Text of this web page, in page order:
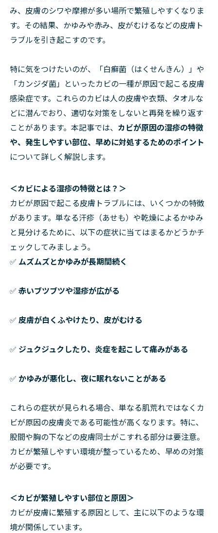
み、皮膚のシワや摩擦が多い場所で繁殖しやすくなりま
す。その結果、かゆみや赤み、皮がむけるなどの皮膚ト
ラブルを引き起こすのです。
特に気をつけたいのが、「白癬菌（はくせんきん）」や
「カンジダ菌」といったカビの一種が原因で起こる皮膚
感染症です。これらのカビは人の皮膚や衣類、タオルな
どに潜んでおり、適切な対策をしないと再発を繰り返す
ことがあります。本記事では、 カビが原因の湿疹の特徴
や、発生しやすい部位、早めに対処するためのポイント
について詳しく解説します。
＜カビによる湿疹の特徴とは？＞
カビが原因で起こる皮膚トラブルには、いくつかの特徴
があります。単なる汗疹（あせも）や乾燥によるかゆみ
と見分けるために、以下の症状に当てはまるかどうかチ
ェックしてみましょう。
✅ ムズムズとかゆみが長期間続く
✅ 赤いブツブツや湿疹が広がる
✅ 皮膚が白くふやけたり、皮がむける
✅ ジュクジュクしたり、炎症を起こして痛みがある
✅ かゆみが悪化し、夜に眠れないことがある
これらの症状が見られる場合、単なる肌荒れではなくカ
ビが原因の皮膚炎である可能性が高くなります。特に、
股間や胸の下などの皮膚同士がこすれる部分は要注意。
カビが繁殖しやすい環境が整っているため、早めの対策
が必要です。
＜カビが繁殖しやすい部位と原因＞
カビが皮膚に繁殖する原因として、主に以下のような環
境が関係しています。